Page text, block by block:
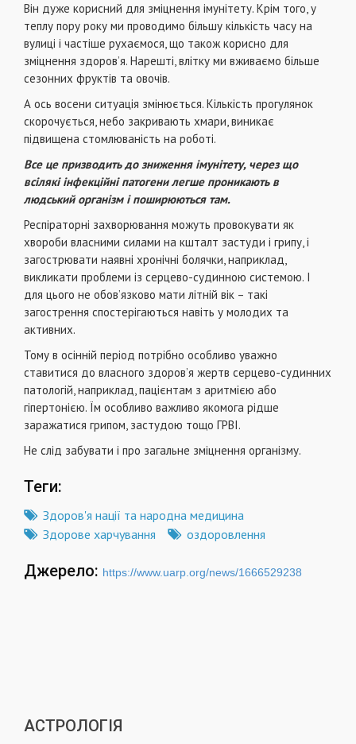
Він дуже корисний для зміцнення імунітету. Крім того, у
теплу пору року ми проводимо більшу кількість часу на
вулиці і частіше рухаємося, що також корисно для
зміцнення здоров’я. Нарешті, влітку ми вживаємо більше
сезонних фруктів та овочів.
А ось восени ситуація змінюється. Кількість прогулянок
скорочується, небо закривають хмари, виникає
підвищена стомлюваність на роботі.
Все це призводить до зниження імунітету, через що
всілякі інфекційні патогени легше проникають в
людський організм і поширюються там.
Респіраторні захворювання можуть провокувати як
хвороби власними силами на кшталт застуди і грипу, і
загострювати наявні хронічні болячки, наприклад,
викликати проблеми із серцево-судинною системою. І
для цього не обов’язково мати літній вік – такі
загострення спостерігаються навіть у молодих та
активних.
Тому в осінній період потрібно особливо уважно
ставитися до власного здоров’я жертв серцево-судинних
патологій, наприклад, пацієнтам з аритмією або
гіпертонією. Їм особливо важливо якомога рідше
заражатися грипом, застудою тощо ГРВІ.
Не слід забувати і про загальне зміцнення організму.
Теги:
Здоров'я нації та народна медицина
Здорове харчування
оздоровлення
Джерело: https://www.uarp.org/news/1666529238
АСТРОЛОГІЯ